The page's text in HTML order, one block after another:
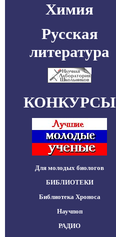
Химия
Русская
литература
КОНКУРСЫ
Для молодых биологов
БИБЛИОТЕКИ
Библиотека Хроноса
Научпоп
РАДИО